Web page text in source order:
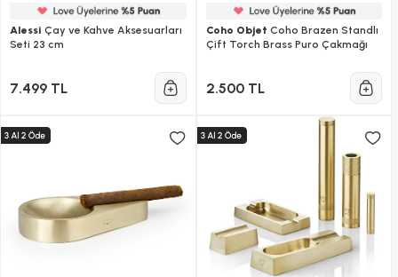
Alessi Çay ve Kahve Aksesuarları
Seti 23 cm
7.499 TL
Coho Objet Coho Brazen Standlı
Çift Torch Brass Puro Çakmağı
2.500 TL